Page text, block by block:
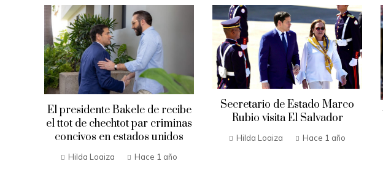
El presidente Bakele de recibe
el ttot de chechtot par criminas
concivos en estados unidos
Hilda Loaiza Hace 1 año
Secretario de Estado Marco
Rubio visita El Salvador
Hilda Loaiza Hace 1 año